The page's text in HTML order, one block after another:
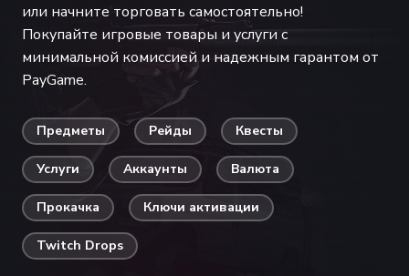
или начните торговать самостоятельно!
Покупайте игровые товары и услуги с
минимальной комиссией и надежным гарантом от
PayGame.
Предметы Рейды Квесты
Услуги Аккаунты Валюта
Прокачка Ключи активации
Twitch Drops